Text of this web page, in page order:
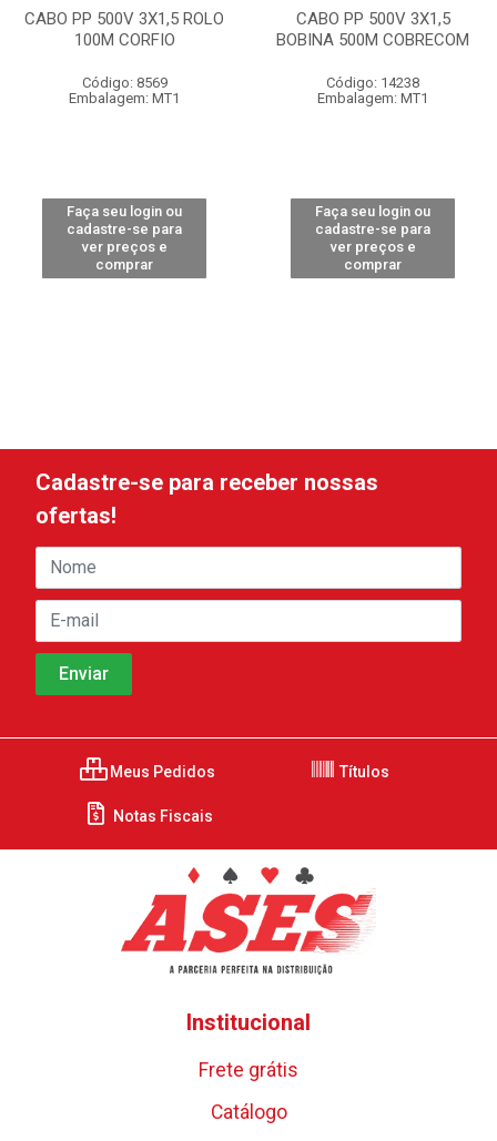
CABO PP 500V 3X1,5 ROLO
100M CORFIO
Código: 8569
Embalagem: MT1
Faça seu login ou
cadastre-se para
ver preços e
comprar
CABO PP 500V 3X1,5
BOBINA 500M COBRECOM
Código: 14238
Embalagem: MT1
Faça seu login ou
cadastre-se para
ver preços e
comprar
Cadastre-se para receber nossas
ofertas!
Meus Pedidos Títulos
Notas Fiscais
Institucional
Frete grátis
Catálogo